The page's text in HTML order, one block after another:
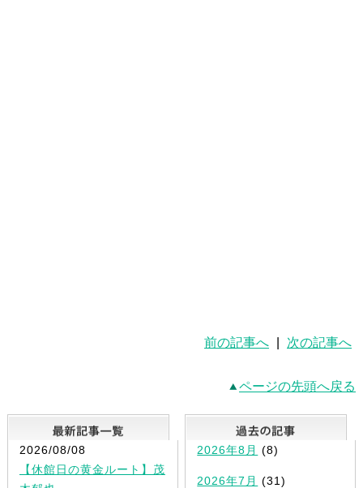
前の記事へ 次の記事へ
ページの先頭へ戻る
最新記事一覧
2026/08/08
【休館日の黄金ルート】茂
2026年8月 (8)
2026年7月 (31)